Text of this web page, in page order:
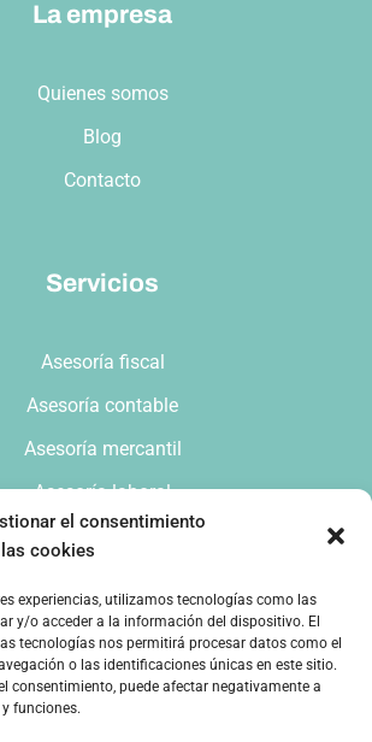
el consentimiento
cookies
experiencias, utilizamos tecnologías como las
y/o acceder a la información del dispositivo. El
tecnologías nos permitirá procesar datos como el
o las identificaciones únicas en este sitio.
consentimiento, puede afectar negativamente a
funciones.
La empresa
Quienes somos
Blog
Contacto
Servicios
Asesoría fiscal
Asesoría contable
Asesoría mercantil
Asesoría laboral
Mártir 91 - 1º - Pta. 1 46007
963.418.973